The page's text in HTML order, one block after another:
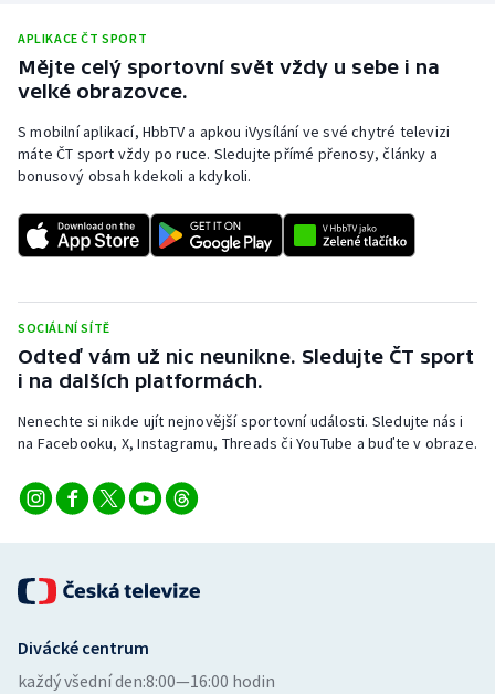
Ragby
Rychlostní kanoistika
Short track
Stolní tenis
Triatlon
Veslování
Vodní slalom
Volejbal
Ostatní
APLIKACE ČT SPORT
Mějte celý sportovní svět vždy u sebe i na
velké obrazovce.
S mobilní aplikací, HbbTV a apkou iVysílání ve své chytré televizi
máte ČT sport vždy po ruce. Sledujte přímé přenosy, články a
bonusový obsah kdekoli a kdykoli.
SOCIÁLNÍ SÍTĚ
Odteď vám už nic neunikne. Sledujte ČT sport
i na dalších platformách.
Nenechte si nikde ujít nejnovější sportovní události. Sledujte nás i
na Facebooku, X, Instagramu, Threads či YouTube a buďte v obraze.
Divácké centrum
každý všední den:8:00—16:00 hodin